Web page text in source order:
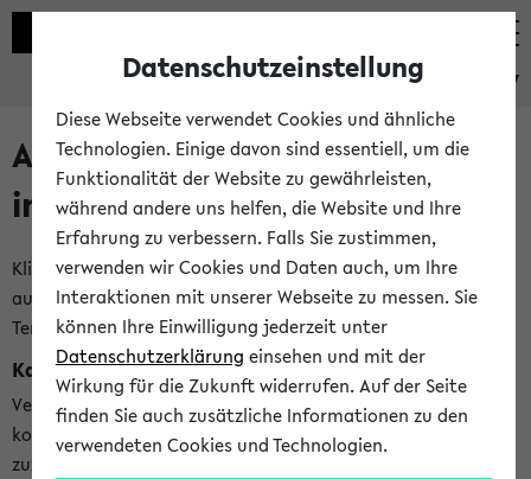
eKVV
Alle veröffentlichten Semester
im eKVV
Klicken Sie auf das Semester, welches Sie für Ihre Sitzung
auswählen möchten. Bitte beachten Sie auch die weiteren
Termine imKalender der Lehrplanung
Kalenderintegration
Verwenden Sie die folgende Adresse, um mit einer
kompatiblen Kalenderanwendung auf die Vorlesungszeiten
zuzugreifen (nähere Informationen
finden Sie hier
Datenschutzeinstellung
Diese Webseite verwendet Cookies und ähnliche
Technologien. Einige davon sind essentiell, um die
Funktionalität der Website zu gewährleisten,
während andere uns helfen, die Website und Ihre
Erfahrung zu verbessern. Falls Sie zustimmen,
verwenden wir Cookies und Daten auch, um Ihre
Interaktionen mit unserer Webseite zu messen. Sie
können Ihre Einwilligung jederzeit unter
Datenschutzerklärung einsehen und mit der
Wirkung für die Zukunft widerrufen. Auf der Seite
finden Sie auch zusätzliche Informationen zu den
verwendeten Cookies und Technologien.